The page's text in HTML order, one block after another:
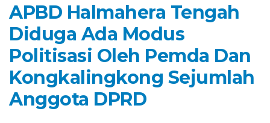
APBD Halmahera Tengah
Diduga Ada Modus
Politisasi Oleh Pemda Dan
Kongkalingkong Sejumlah
Anggota DPRD